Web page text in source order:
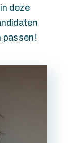
deze
passen!